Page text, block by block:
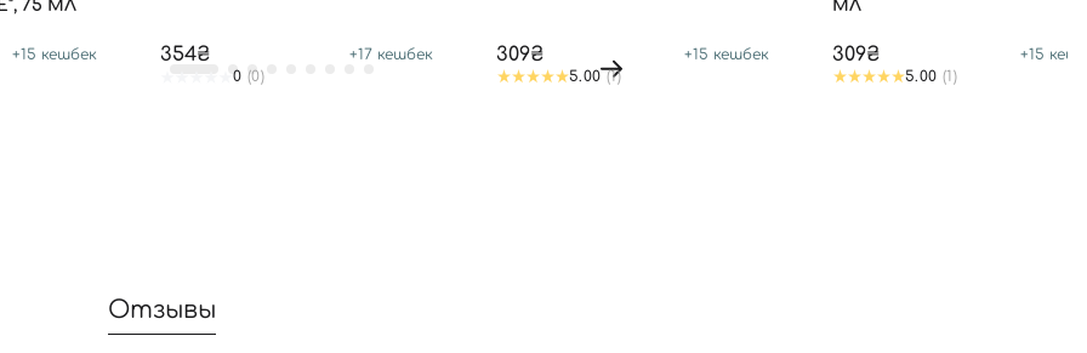
75 МЛ
+15 кешбек
354₴ +17 кешбек
0 (0)
309₴ +15 кешбек
5.00 (1)
МЛ
309₴ +15
5.00 (1)
Отзывы